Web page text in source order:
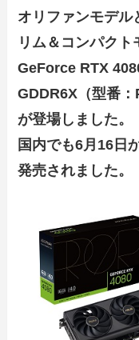
オリファンモデル
リム＆コンパク
GeForce RTX
GDDR6X（型番：
が登場しました。
国内でも6月16日
発売されました。